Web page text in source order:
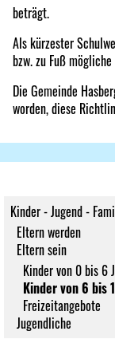
beträgt.
Als kürzester
bzw. zu Fuß
Die Gemeinde
worden, diese
Kinder - Jugend -
Eltern werden
Eltern sein
Kinder von 0 bis 6
Kinder von 6 bis
Freizeitangebote
Jugendliche